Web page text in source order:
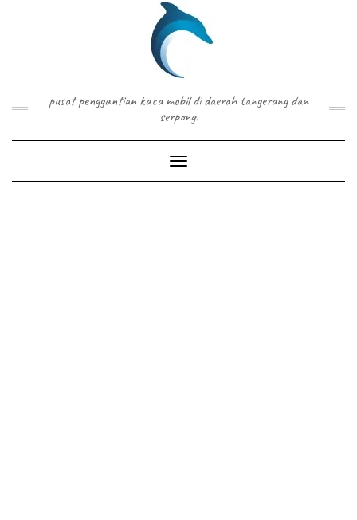
pusat penggantian kaca mobil di daerah tangerang dan
serpong.
Toggle Navigation